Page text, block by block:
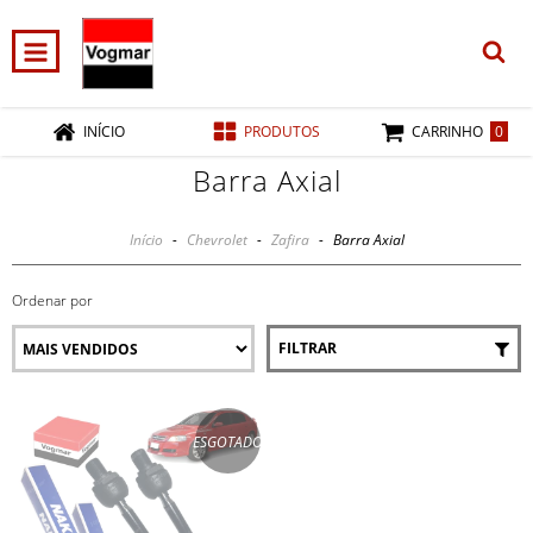
INÍCIO PRODUTOS CARRINHO 0
Barra Axial
Início - Chevrolet - Zafira - Barra Axial
Ordenar por
FILTRAR
ESGOTADO